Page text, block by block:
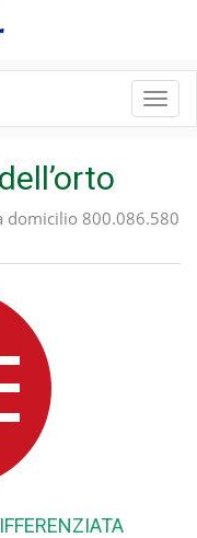
domicilio 800.086.580